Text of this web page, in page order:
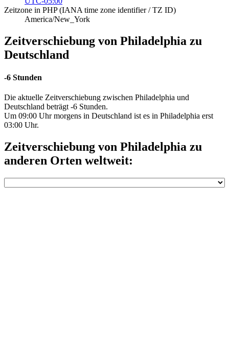
Zeitzone in PHP (IANA time zone identifier / TZ ID)
America/New_York
Zeitverschiebung von Philadelphia zu
Deutschland
-6 Stunden
Die aktuelle Zeitverschiebung zwischen Philadelphia und
Deutschland beträgt -6 Stunden.
Um 09:00 Uhr morgens in Deutschland ist es in Philadelphia erst
03:00 Uhr.
Zeitverschiebung von Philadelphia zu
anderen Orten weltweit: